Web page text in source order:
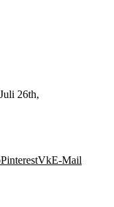
Juli 26th,
PinterestVkE-Mail